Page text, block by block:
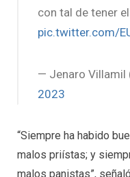
con tal de tener
pic.twitter.com/
— Jenaro Villamil
2023
“Siempre ha habido
malos priístas; y
malos panistas”,